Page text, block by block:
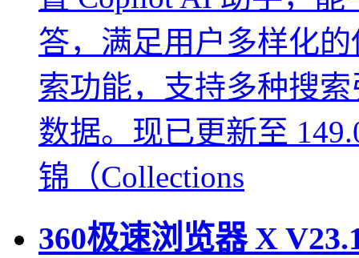
答，满足用户多样化
索功能，支持多种搜
数据。现已更新至
锦（Collections
360极速浏览器 X